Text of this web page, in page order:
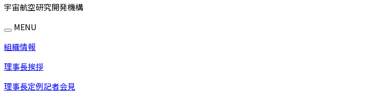
宇宙航空研究開発機構
MENU
組織情報
理事長挨拶
理事長定例記者会見